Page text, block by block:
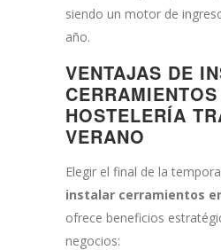
siendo un motor de
año.
VENTAJAS DE
HOSTELERÍA
VERANO
Elegir el final de la
instalar cerramientos
ofrece beneficios
negocios: